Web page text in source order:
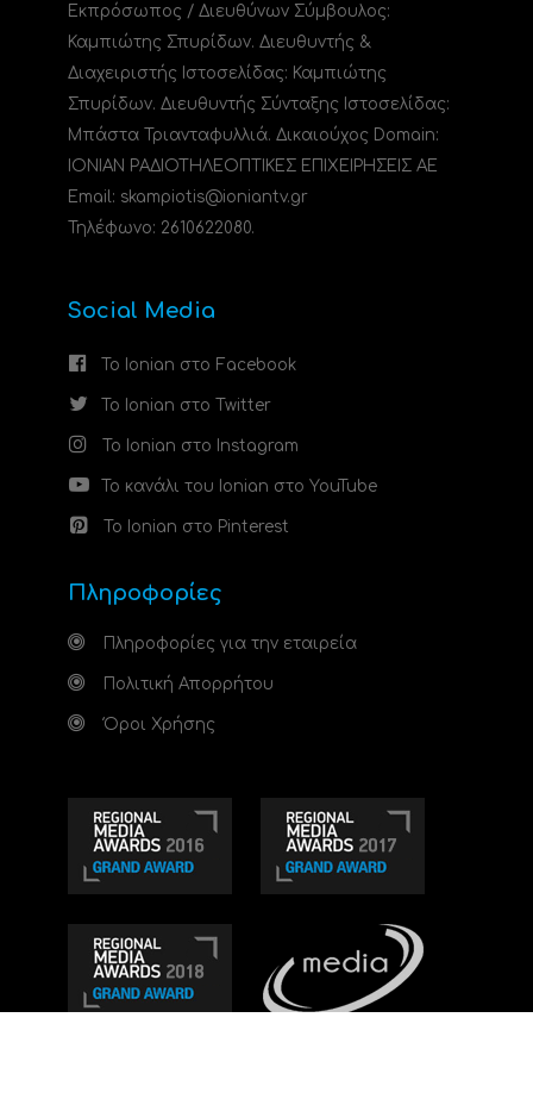
Εκπρόσωπος / Διευθύνων Σύμβουλος:
Καμπιώτης Σπυρίδων. Διευθυντής &
Διαχειριστής Ιστοσελίδας: Καμπιώτης
Σπυρίδων. Διευθυντής Σύνταξης Ιστοσελίδας:
Μπάστα Τριανταφυλλιά. Δικαιούχος Domain:
ΙΟΝΙΑΝ ΡΑΔΙΟΤΗΛΕΟΠΤΙΚΕΣ ΕΠΙΧΕΙΡΗΣΕΙΣ ΑΕ
Email: skampiotis@ioniantv.gr
Τηλέφωνο: 2610622080.
Social Media
Το Ionian στο Facebook
Το Ionian στο Twitter
Το Ionian στο Instagram
Το κανάλι του Ionian στο YouTube
Το Ionian στο Pinterest
Πληροφορίες
Πληροφορίες για την εταιρεία
Πολιτική Απορρήτου
Όροι Χρήσης